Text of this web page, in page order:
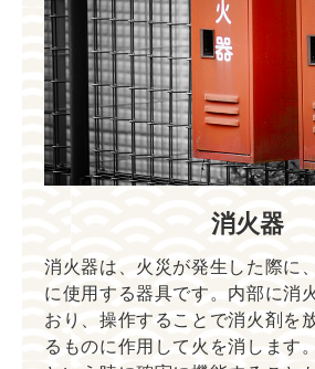
消火器
消火器は、火災が発生した際に
に使用する器具です。内部に消
おり、操作することで消火剤を
るものに作用して火を消します